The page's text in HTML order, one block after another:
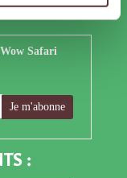
Safari
: